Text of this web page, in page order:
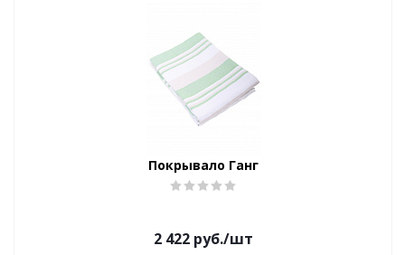
Покрывало Ганг
2 422 руб./шт